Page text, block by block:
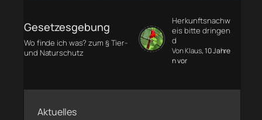
Gesetzesgebung
Wo finde ich was? zum § Tier-
und Naturschutz
Herkunftsnachw
eis bitte dringen
d
Von Klaus, 10 Jahre
n vor
Aktuelles